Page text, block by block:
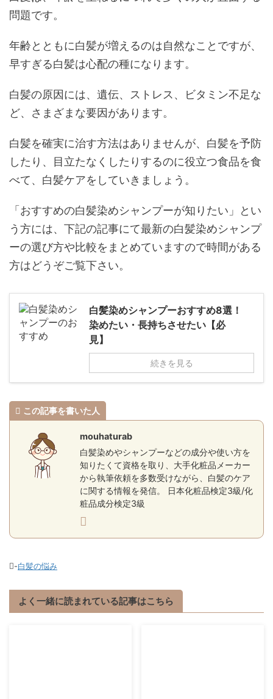
問題です。
年齢とともに白髪が増えるのは自然なことですが、
早すぎる白髪は心配の種になります。
白髪の原因には、遺伝、ストレス、ビタミン不足な
ど、さまざまな要因があります。
白髪を確実に治す方法はありませんが、白髪を予防
したり、目立たなくしたりするのに役立つ食品を食
べて、白髪ケアをしていきましょう。
「おすすめの白髪染めシャンプーが知りたい」とい
う方には、下記の記事にて最新の白髪染めシャンプ
ーの選び方や比較をまとめていますので時間がある
方はどうぞご覧下さい。
白髪染めシャンプーおすすめ8選！
染めたい・長持ちさせたい【必
見】
続きを見る
この記事を書いた人
mouhaturab
白髪染めやシャンプーなどの成分や使い方を
知りたくて資格を取り、大手化粧品メーカー
から執筆依頼を多数受けながら、白髪のケア
に関する情報を発信。 日本化粧品検定3級/化
粧品成分検定3級
-白髪の悩み
よく一緒に読まれている記事はこちら